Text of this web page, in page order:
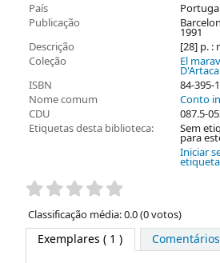
País
Publicação
1991
Descrição
[28] p. :
Coleção
El
ISBN
84-395-
Nome comum
Conto
CDU
087.5-
Etiquetas desta biblioteca:
Sem
para
Iniciar
Pontuação
Classificação média: 0.0 (0 votos)
Exemplares ( 1 )